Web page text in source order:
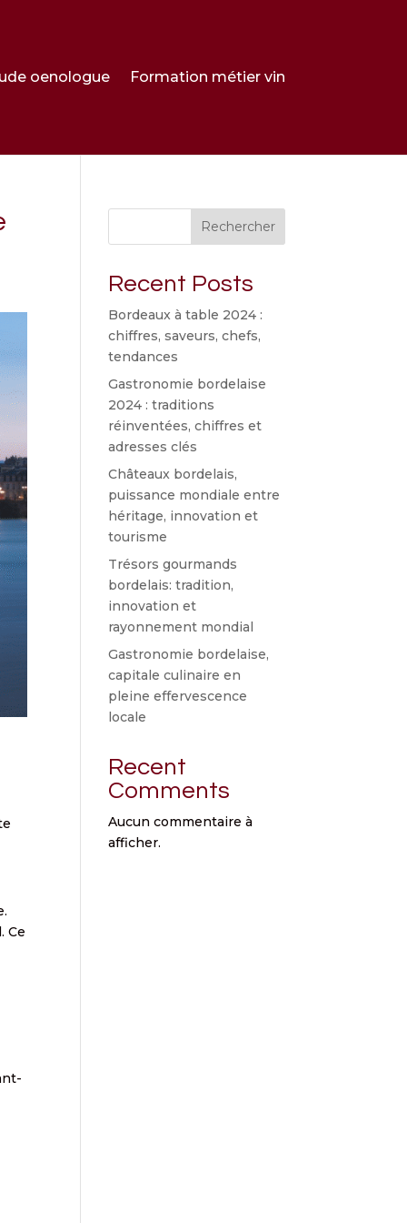
oenologue Formation métier vin
Ce
Rechercher
Recent Posts
Bordeaux à table 2024 :
chiffres, saveurs, chefs,
tendances
Gastronomie bordelaise
2024 : traditions
réinventées, chiffres et
adresses clés
Châteaux bordelais,
puissance mondiale entre
héritage, innovation et
tourisme
Trésors gourmands
bordelais: tradition,
innovation et
rayonnement mondial
Gastronomie bordelaise,
capitale culinaire en
pleine effervescence
locale
Recent
Comments
Aucun commentaire à
afficher.